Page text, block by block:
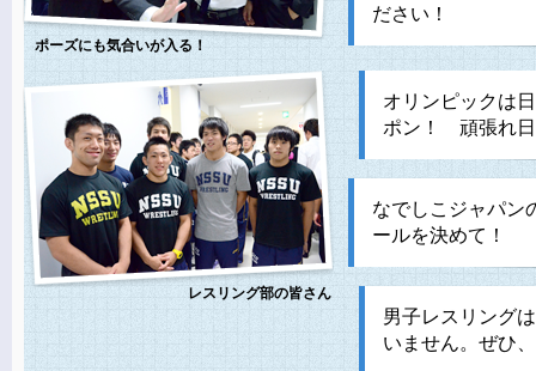
ポーズにも気合いが入る！
ださい！
レスリング部の皆さん
オリンピックは
ポン！ 頑張れ
なでしこジャパン
ールを決めて！
男子レスリング
いません。ぜひ